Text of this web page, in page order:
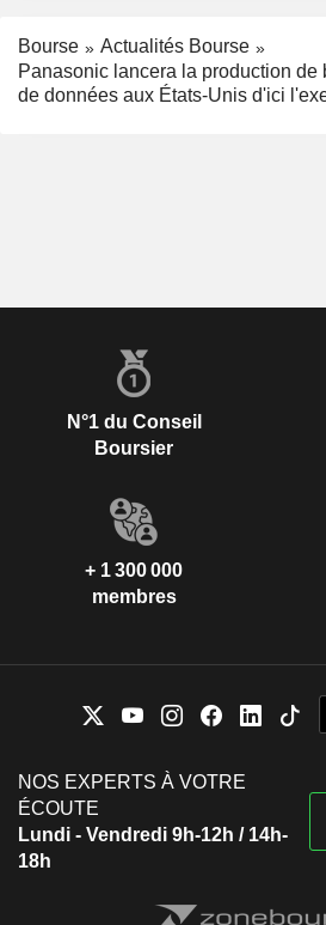
Bourse
Actualités Bourse
Panasonic lancera la production de
de données aux États-Unis d'ici
N°1 du Conseil
Boursier
+ 1 300 000
membres
NOS EXPERTS À VOTRE
ÉCOUTE
Lundi - Vendredi 9h-12h / 14h-
18h